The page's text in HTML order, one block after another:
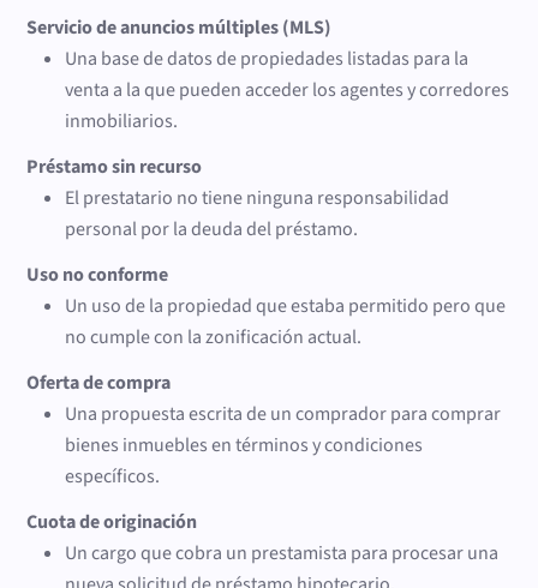
Servicio de anuncios múltiples (MLS)
Una base de datos de propiedades listadas para la
venta a la que pueden acceder los agentes y corredores
inmobiliarios.
Préstamo sin recurso
El prestatario no tiene ninguna responsabilidad
personal por la deuda del préstamo.
Uso no conforme
Un uso de la propiedad que estaba permitido pero que
no cumple con la zonificación actual.
Oferta de compra
Una propuesta escrita de un comprador para comprar
bienes inmuebles en términos y condiciones
específicos.
Cuota de originación
Un cargo que cobra un prestamista para procesar una